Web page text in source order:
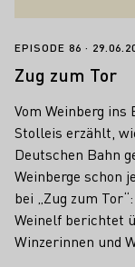
Zug zum Tor
EPISODE 86
Zug zum Tor
Vom Weinberg
Stolleis erzählt,
Deutschen Bahn
Weinberge schon
bei „Zug zum
Weinelf berichtet
Winzerinnen und